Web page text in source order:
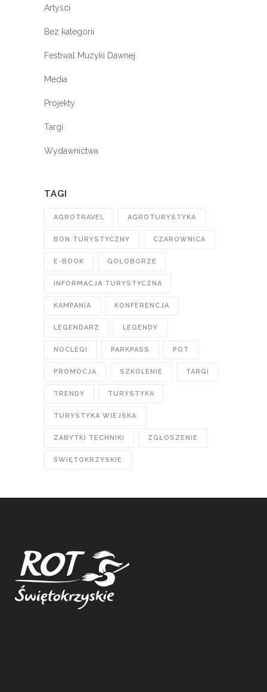
Artyści
Bez kategorii
Festiwal Muzyki Dawnej
Media
Projekty
Targi
Wydawnictwa
TAGI
AGROTRAVEL AGROTURYSTYKA
BON TURYSTYCZNY CZAROWNICA
E-BOOK GOŁOBORZE
INFORMACJA TURYSTYCZNA
KAMPANIA KONFERENCJA
LEGENDARZ LEGENDY
NOCLEGI PARKPASS POT
PROMOCJA SZKOLENIE TARGI
TRENDY TURYSTYKA
TURYSTYKA WIEJSKA
ZABYTKI TECHNIKI ZGŁOSZENIE
ŚWIĘTOKRZYSKIE